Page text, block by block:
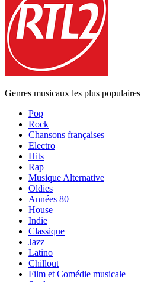
Genres musicaux les plus populaires
Pop
Rock
Chansons françaises
Electro
Hits
Rap
Musique Alternative
Oldies
Années 80
House
Indie
Classique
Jazz
Latino
Chillout
Film et Comédie musicale